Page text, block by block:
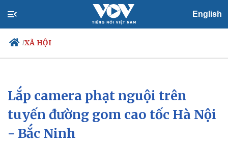
English
/XÃ HỘI
Chính trị
Tổ chức nhân sự
Quốc hội
Xã hội
Dự báo thời tiết
Lắp camera phạt nguội trên
tuyến đường gom cao tốc Hà Nội
- Bắc Ninh